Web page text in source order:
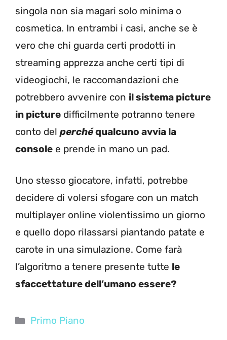
singola non sia magari solo minima o
cosmetica. In entrambi i casi, anche se è
vero che chi guarda certi prodotti in
streaming apprezza anche certi tipi di
videogiochi, le raccomandazioni che
potrebbero avvenire con il sistema picture
in picture difficilmente potranno tenere
conto del perchéqualcuno avvia la
console e prende in mano un pad.
Uno stesso giocatore, infatti, potrebbe
decidere di volersi sfogare con un match
multiplayer online violentissimo un giorno
e quello dopo rilassarsi piantando patate e
carote in una simulazione. Come farà
l’algoritmo a tenere presente tutte le
sfaccettature dell’umano essere?
Categorie
Primo Piano